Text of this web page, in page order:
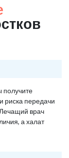
получите
риска передачи
врач
а халат